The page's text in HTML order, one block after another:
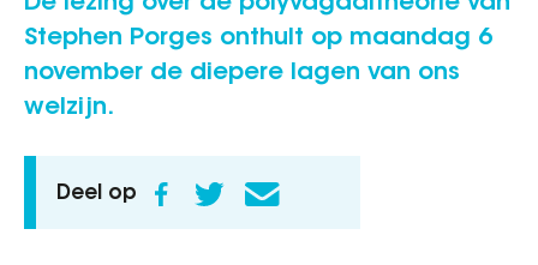
Stephen Porges onthult op maandag 6
november de diepere lagen van ons
welzijn.
Deel op